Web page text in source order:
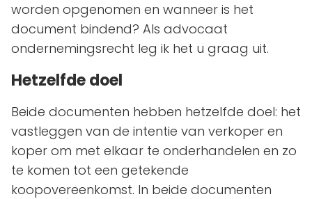
worden opgenomen en wanneer is het
document bindend? Als advocaat
ondernemingsrecht leg ik het u graag uit.
Hetzelfde doel
Beide documenten hebben hetzelfde doel: het
vastleggen van de intentie van verkoper en
koper om met elkaar te onderhandelen en zo
te komen tot een getekende
koopovereenkomst. In beide documenten